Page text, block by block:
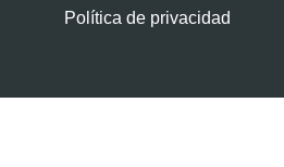
Política de privacidad